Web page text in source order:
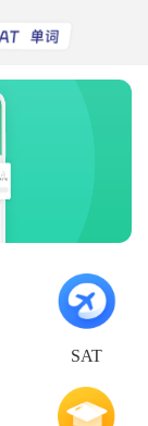
SAT